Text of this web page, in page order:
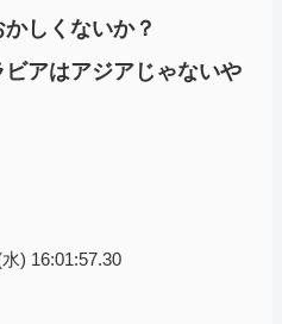
しくないか？
アはアジアじゃないや
) 16:01:57.30